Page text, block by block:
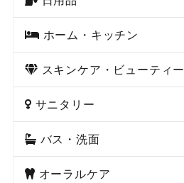
ホーム・キッチン
スキンケア・ビューティー
サニタリー
バス・洗面
オーラルケア